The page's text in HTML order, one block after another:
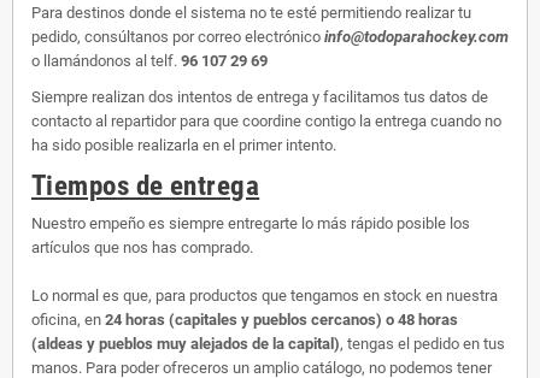
Para destinos donde el sistema no te esté permitiendo realizar tu
pedido, consúltanos por correo electrónico info@todoparahockey.com
o llamándonos al telf. 96 107 29 69
Siempre realizan dos intentos de entrega y facilitamos tus datos de
contacto al repartidor para que coordine contigo la entrega cuando no
ha sido posible realizarla en el primer intento.
Tiempos de entrega
Nuestro empeño es siempre entregarte lo más rápido posible los
artículos que nos has comprado.
Lo normal es que, para productos que tengamos en stock en nuestra
oficina, en 24 horas (capitales y pueblos cercanos) o 48 horas
(aldeas y pueblos muy alejados de la capital), tengas el pedido en tus
manos. Para poder ofreceros un amplio catálogo, no podemos tener